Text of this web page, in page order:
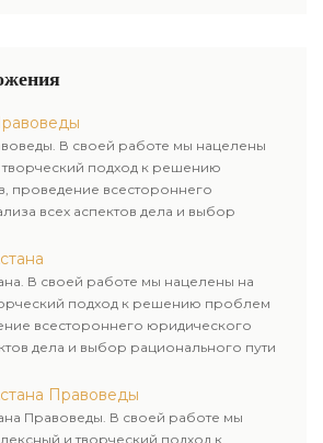
В своей работе мы нацелены
подход к решению
проведение всестороннего
всех аспектов дела и выбор
В своей работе мы нацелены на
подход к решению проблем
всестороннего юридического
дела и выбор рационального пути
Правоведы
Правоведы. В своей работе мы
и творческий подход к